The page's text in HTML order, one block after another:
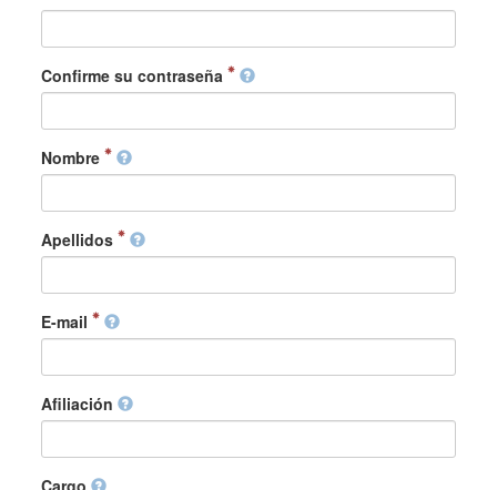
Confirme su contraseña
Nombre
Apellidos
E-mail
Afiliación
Cargo